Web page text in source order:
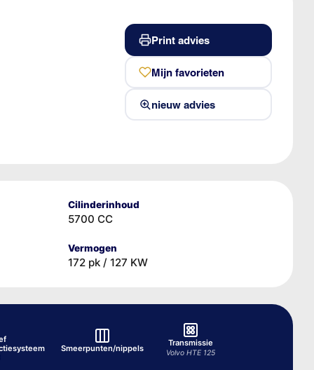
Print advies
Mijn favorieten
nieuw advies
Cilinderinhoud
5700 CC
Vermogen
172 pk / 127 KW
Smeerpunten/nippels
Transmissie
Volvo HTE 125